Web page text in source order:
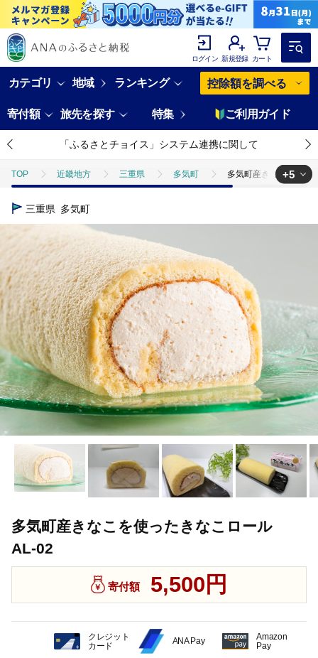
ログイン 新規登録 カート
カテゴリ 地域 ランキング 控除額を調べる
寄付額 旅先を探す 特集 ご利用ガイド
「ふるさとチョイス」システム連携に関して
TOP 近畿地方 三重県 多気町 多気町産きなこを使
TOP
TOP パン・菓子類
TOP パン・菓子類 洋菓子 カステラ
TOP パン・菓子類 洋菓子 ほかの洋菓子
TOP 卵・乳製品 多気町産きなこを使ったきなこロール AL-02
+5
三重県 多気町
多気町産きなこを使ったきなこロール
AL-02
寄付額 5,500円
クレジット
カード
ANA Pay
Amazon
Pay